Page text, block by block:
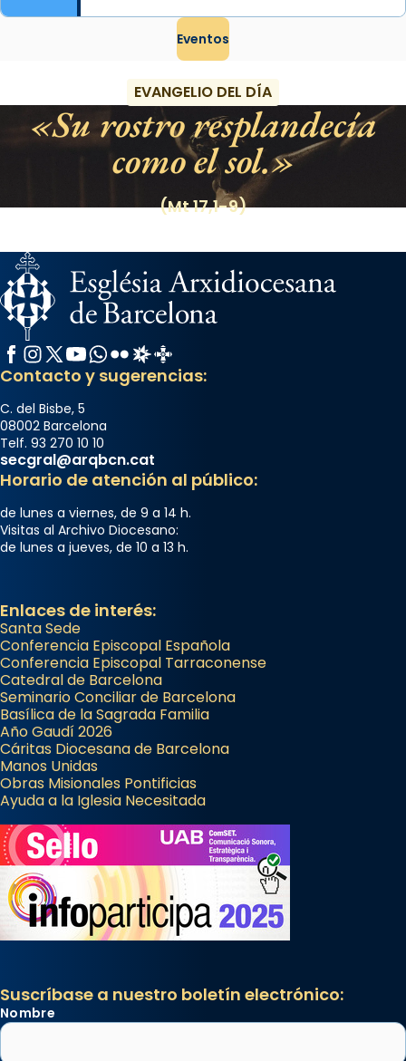
Eventos
EVANGELIO DEL DÍA
Su rostro resplandecía
como el sol.
(Mt 17,1-9)
Facebook
Instagram
X / Twitter
YouTube
WhatsApp
FlickrRadio Estel
Catalunya Cristiana
Contacto y sugerencias:
C. del Bisbe, 5
08002 Barcelona
Telf. 93 270 10 10
secgral@arqbcn.cat
Horario de atención al público:
de lunes a viernes, de 9 a 14 h.
Visitas al Archivo Diocesano:
de lunes a jueves, de 10 a 13 h.
Enlaces de interés:
Santa Sede
Conferencia Episcopal Española
Conferencia Episcopal Tarraconense
Catedral de Barcelona
Seminario Conciliar de Barcelona
Basílica de la Sagrada Familia
Año Gaudí 2026
Cáritas Diocesana de Barcelona
Manos Unidas
Obras Misionales Pontificias
Ayuda a la Iglesia Necesitada
Suscríbase a nuestro boletín electrónico:
Nombre